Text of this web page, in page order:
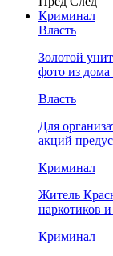
Криминал
Власть
​Золотой
фото из
Власть
Для
акций
Криминал
Житель
наркотиков
Криминал